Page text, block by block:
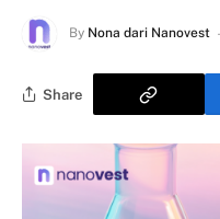
By Nona dari Nanovest
Share